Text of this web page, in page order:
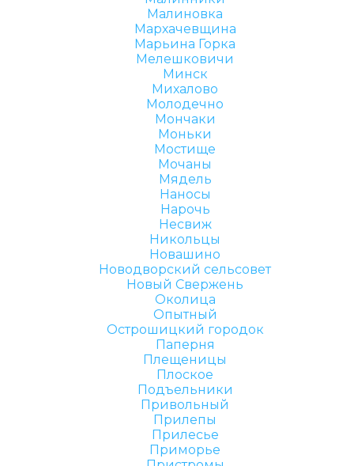
Малиновка
Мархачевщина
Марьина Горка
Мелешковичи
Минск
Михалово
Молодечно
Мончаки
Моньки
Мостище
Мочаны
Мядель
Наносы
Нарочь
Несвиж
Никольцы
Новашино
Новодворский сельсовет
Новый Свержень
Околица
Опытный
Острошицкий городок
Паперня
Плещеницы
Плоское
Подъельники
Привольный
Прилепы
Прилесье
Приморье